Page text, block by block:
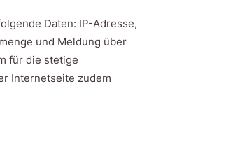
Daten: IP-Adresse,
und Meldung über
für die stetige
Internetseite zudem